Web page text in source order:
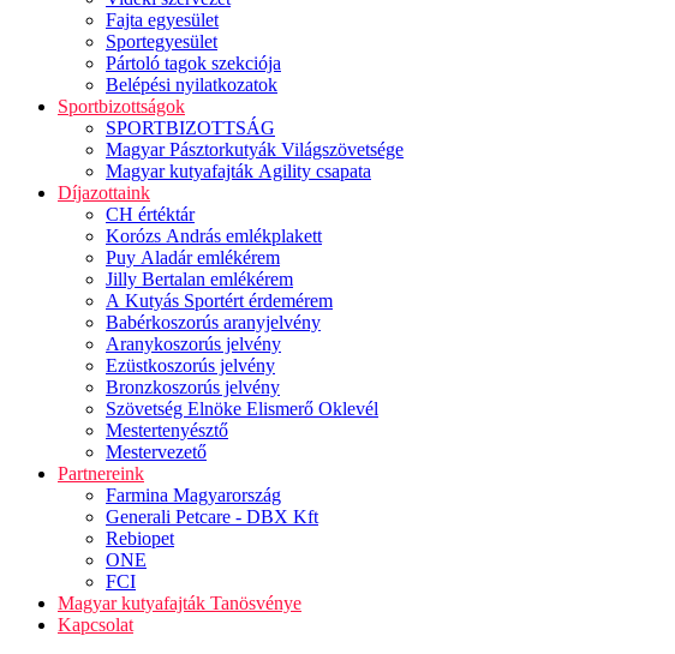
Fajta egyesület
Sportegyesület
Pártoló tagok szekciója
Belépési nyilatkozatok
Sportbizottságok
SPORTBIZOTTSÁG
Magyar Pásztorkutyák Világszövetsége
Magyar kutyafajták Agility csapata
Díjazottaink
CH értéktár
Korózs András emlékplakett
Puy Aladár emlékérem
Jilly Bertalan emlékérem
A Kutyás Sportért érdemérem
Babérkoszorús aranyjelvény
Aranykoszorús jelvény
Ezüstkoszorús jelvény
Bronzkoszorús jelvény
Szövetség Elnöke Elismerő Oklevél
Mestertenyésztő
Mestervezető
Partnereink
Farmina Magyarország
Generali Petcare - DBX Kft
Rebiopet
ONE
FCI
Magyar kutyafajták Tanösvénye
Kapcsolat